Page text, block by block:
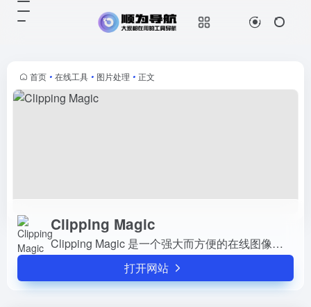
首页 • 在线工具 • 图片处理 • 正文
Clipping Magic
Clipping Magic 是一个强大而方便的在线图像背景移除工具，它可以让您在几秒钟内用全自动的 AI 和智能的编辑功能，从任何图像中神奇地去除背景。用户可以通过这个工具或网站快速、...
打开网站
在几秒钟内用全自动的 AI 和智能的
编辑功能，从任何图像中神奇地去除
背景。用户可...